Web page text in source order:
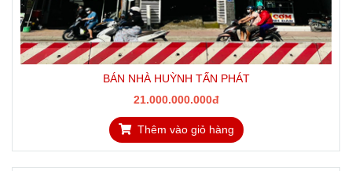
BÁN NHÀ HUỲNH TẤN PHÁT
21.000.000.000đ
Thêm vào giỏ hàng